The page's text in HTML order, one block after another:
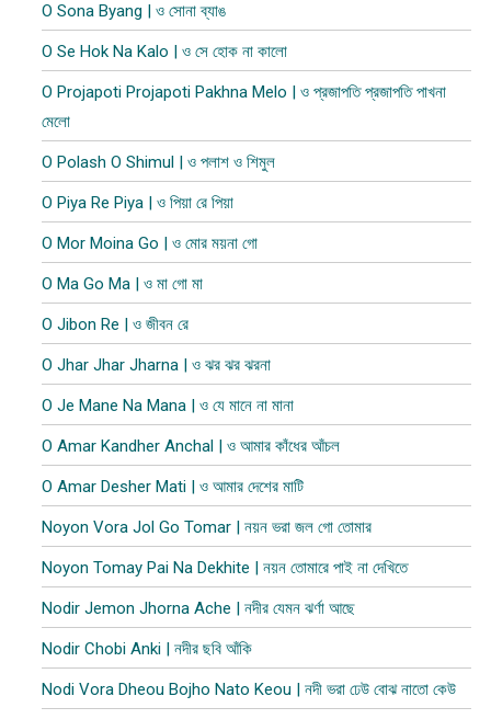
O Sona Byang | ও সোনা ব্যাঙ
O Se Hok Na Kalo | ও সে হোক না কালো
O Projapoti Projapoti Pakhna Melo | ও প্রজাপতি প্রজাপতি পাখনা
মেলো
O Polash O Shimul | ও পলাশ ও শিমুল
O Piya Re Piya | ও পিয়া রে পিয়া
O Mor Moina Go | ও মোর ময়না গো
O Ma Go Ma | ও মা গো মা
O Jibon Re | ও জীবন রে
O Jhar Jhar Jharna | ও ঝর ঝর ঝরনা
O Je Mane Na Mana | ও যে মানে না মানা
O Amar Kandher Anchal | ও আমার কাঁধের আঁচল
O Amar Desher Mati | ও আমার দেশের মাটি
Noyon Vora Jol Go Tomar | নয়ন ভরা জল গো তোমার
Noyon Tomay Pai Na Dekhite | নয়ন তোমারে পাই না দেখিতে
Nodir Jemon Jhorna Ache | নদীর যেমন ঝর্ণা আছে
Nodir Chobi Anki | নদীর ছবি আঁকি
Nodi Vora Dheou Bojho Nato Keou | নদী ভরা ঢেউ বোঝ নাতো কেউ